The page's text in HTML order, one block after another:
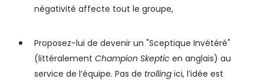
négativité affecte tout le groupe,
Proposez-lui de devenir un "Sceptique Invétéré"
(littéralement Champion Skeptic en anglais) au
service de l’équipe. Pas de trolling ici, l’idée est